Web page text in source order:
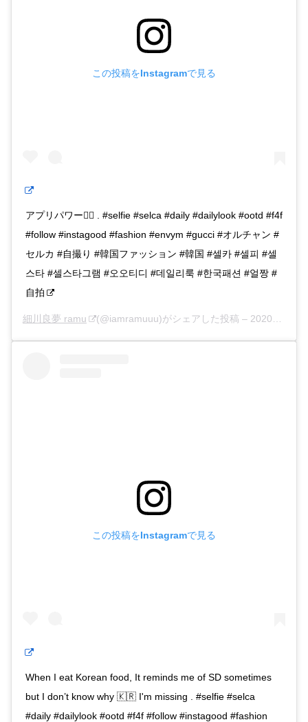
この投稿をInstagramで見る
アプリパワー🤷‍♀️ . #selfie #selca #daily #dailylook #ootd #f4f
#follow #instagood #fashion #envym #gucci #オルチャン #
セルカ #自撮り #韓国ファッション #韓国 #셀카 #셀피 #셀
스타 #셀스타그램 #오오티디 #데일리룩 #한국패션 #얼짱 #
自拍
細川良夢 ramu (@iamramuuu)がシェアした投稿 – 2020年 2月月17日午前6時22分PST
この投稿をInstagramで見る
When I eat Korean food, It reminds me of SD sometimes
but I don’t know why 🇰🇷 I'm missing . #selfie #selca
#daily #dailylook #ootd #f4f #follow #instagood #fashion